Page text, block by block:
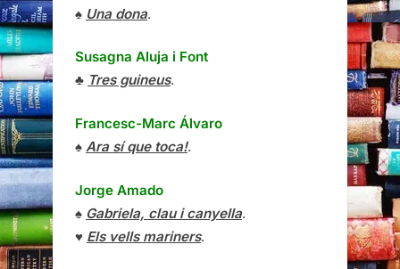
♠ Una dona.
Susagna Aluja i Font
♣ Tres guineus.
Francesc-Marc Álvaro
♠ Ara sí que toca!.
Jorge Amado
♠ Gabriela, clau i canyella.
♥ Els vells mariners.